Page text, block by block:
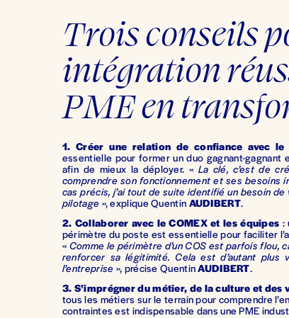
Trois conseils
intégration
PME en
1. Créer une relation de confiance avec le
essentielle pour former un duo gagnant-gagnant
afin de mieux la déployer. « La clé, c’est de
comprendre son fonctionnement et ses besoins
cas précis, j’ai tout de suite identifié un besoin
pilotage », explique Quentin AUDIBERT.
2. Collaborer avec le COMEX et les équipes :
périmètre du poste est essentielle pour faciliter
« Comme le périmètre d’un COS est parfois
renforcer sa légitimité. Cela est d’autant
l’entreprise », précise QuentinAUDIBERT.
3. S’imprégner du métier, de la culture et des
tous les métiers sur le terrain pour comprendre
contraintes est indispensable dans une PME